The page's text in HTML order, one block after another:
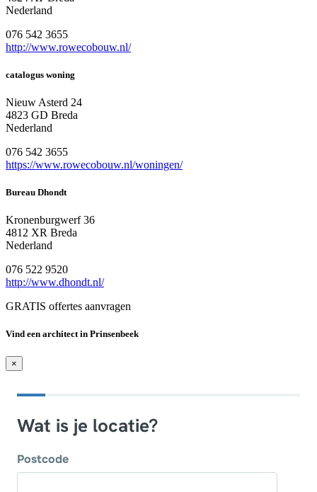
Nederland
076 542 3655
http://www.rowecobouw.nl/
catalogus woning
Nieuw Asterd 24
4823 GD Breda
Nederland
076 542 3655
https://www.rowecobouw.nl/woningen/
Bureau Dhondt
Kronenburgwerf 36
4812 XR Breda
Nederland
076 522 9520
http://www.dhondt.nl/
GRATIS offertes aanvragen
Vind een architect in Prinsenbeek
×